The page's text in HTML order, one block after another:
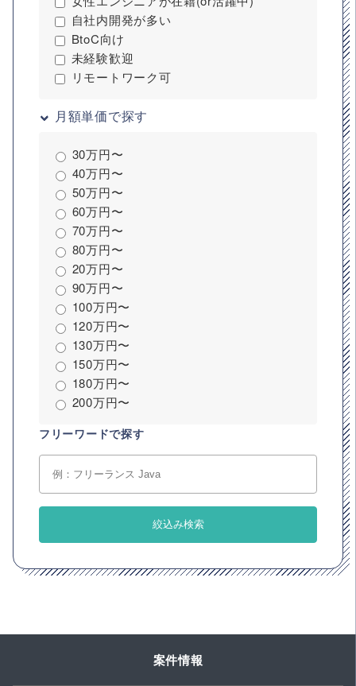
自社内開発が多い
BtoC向け
未経験歓迎
リモートワーク可
月額単価で探す
30万円〜
40万円〜
50万円〜
60万円〜
70万円〜
80万円〜
20万円〜
90万円〜
100万円〜
120万円〜
130万円〜
150万円〜
180万円〜
200万円〜
フリーワードで探す
案件情報